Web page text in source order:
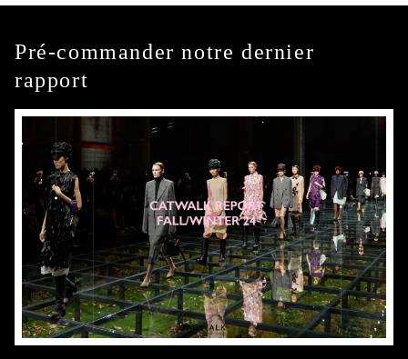
Pré-commander notre dernier
rapport